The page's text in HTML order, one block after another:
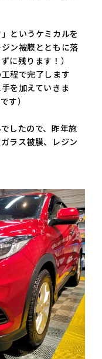
というケミカルを
ン被膜とともに落
に残ります！）
程で完了します
を加えていきま
す）
したので、昨年施
ラス被膜、レジン